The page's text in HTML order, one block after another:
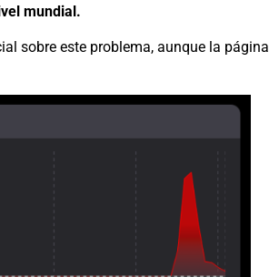
mundial.
sobre este problema, aunque la página